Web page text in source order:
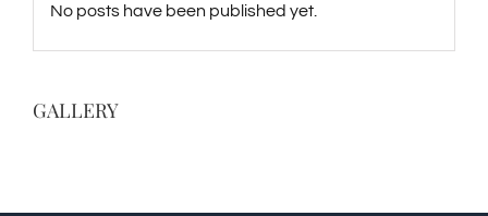
No posts have been published yet.
GALLERY